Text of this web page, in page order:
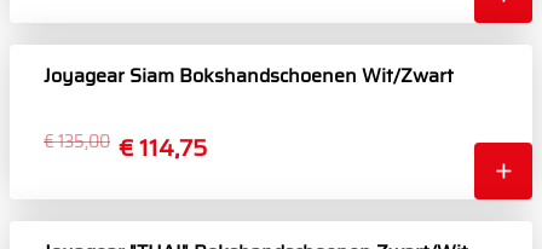
Joyagear Siam Bokshandschoenen Wit/Zwart
€ 114,75
€ 135,00